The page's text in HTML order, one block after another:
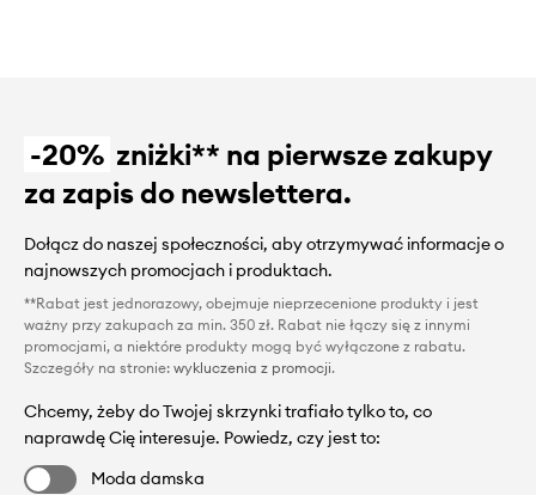
-20% zniżki** na pierwsze zakupy
za zapis do newslettera.
Dołącz do naszej społeczności, aby otrzymywać informacje o
najnowszych promocjach i produktach.
**Rabat jest jednorazowy, obejmuje nieprzecenione produkty i jest
ważny przy zakupach za min. 350 zł. Rabat nie łączy się z innymi
promocjami, a niektóre produkty mogą być wyłączone z rabatu.
Szczegóły na stronie: wykluczenia z promocji.
Chcemy, żeby do Twojej skrzynki trafiało tylko to, co
naprawdę Cię interesuje. Powiedz, czy jest to:
Moda damska